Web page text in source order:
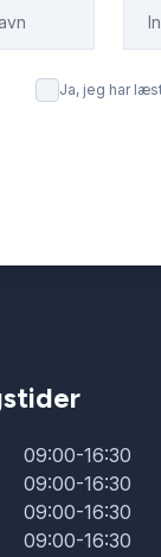
Ja, jeg har
09:00-16:30
09:00-16:30
09:00-16:30
09:00-16:30